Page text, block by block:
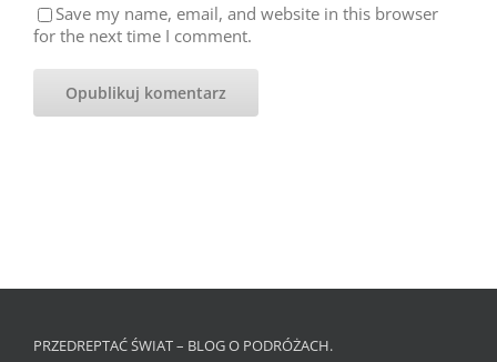
Save my name, email, and website in this browser
for the next time I comment.
PRZEDREPTAĆ ŚWIAT – BLOG O PODRÓŻACH.